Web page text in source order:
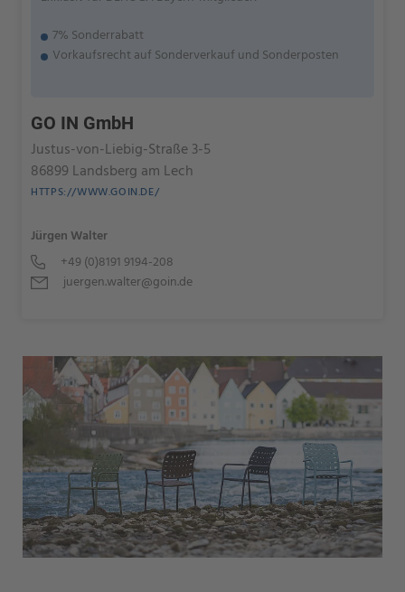
7% Sonderrabatt
Vorkaufsrecht auf Sonderverkauf und Sonderposten
GO IN GmbH
Justus-von-Liebig-Straße 3-5
86899 Landsberg am Lech
HTTPS://WWW.GOIN.DE/
Jürgen Walter
+49 (0)8191 9194-208
juergen.walter@goin.de